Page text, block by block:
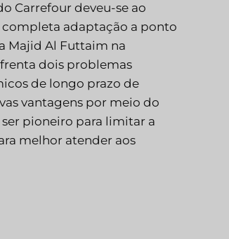
Carrefour deveu-se ao
adaptação a ponto
Majid Al Futtaim na
dois problemas
de longo prazo de
vantagens por meio do
pioneiro para limitar a
melhor atender aos